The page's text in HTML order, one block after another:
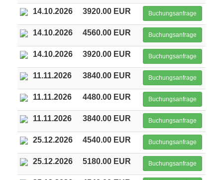
14.10.2026
3920.00 EUR Buchungsanfrage
14.10.2026 4560.00 EUR Buchungsanfrage
14.10.2026 3920.00 EUR Buchungsanfrage
11.11.2026 3840.00 EUR Buchungsanfrage
11.11.2026 4480.00 EUR Buchungsanfrage
11.11.2026 3840.00 EUR Buchungsanfrage
25.12.2026 4540.00 EUR Buchungsanfrage
25.12.2026 5180.00 EUR Buchungsanfrage